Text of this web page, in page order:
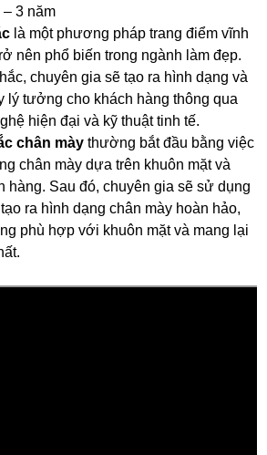
3 năm
là một phương pháp trang điểm vĩnh
nên phổ biến trong ngành làm đẹp.
chuyên gia sẽ tạo ra hình dạng và
lý tưởng cho khách hàng thông qua
hiện đại và kỹ thuật tinh tế.
chân mày thường bắt đầu bằng việc
chân mày dựa trên khuôn mặt và
hàng. Sau đó, chuyên gia sẽ sử dụng
ra hình dạng chân mày hoàn hảo,
phù hợp với khuôn mặt và mang lại